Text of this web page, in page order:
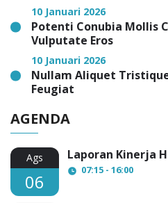
10 Januari 2026
Potenti Conubia Mollis
Vulputate Eros
10 Januari 2026
Nullam Aliquet
Feugiat
AGENDA
Ags
06
Laporan Kinerja
07:15 - 16:00